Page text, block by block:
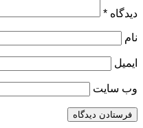
دیدگاه *
نام
ایمیل
وب‌ سایت